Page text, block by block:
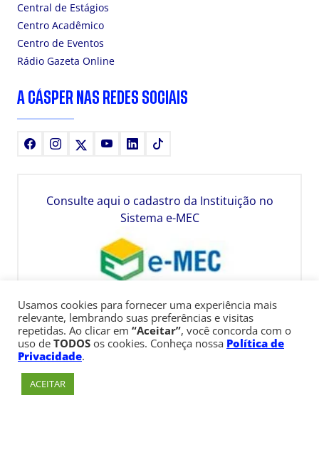
Central de Estágios
Centro Acadêmico
Centro de Eventos
Rádio Gazeta Online
A CÁSPER NAS REDES SOCIAIS
FacebookInstagram YoutubeLinkedIn
Consulte aqui o cadastro da Instituição no
Sistema e-MEC
Usamos cookies para fornecer uma experiência mais
relevante, lembrando suas preferências e visitas
repetidas. Ao clicar em “Aceitar”, você concorda com o
uso de TODOS os cookies. Conheça nossa Política de
Privacidade.
ACEITAR